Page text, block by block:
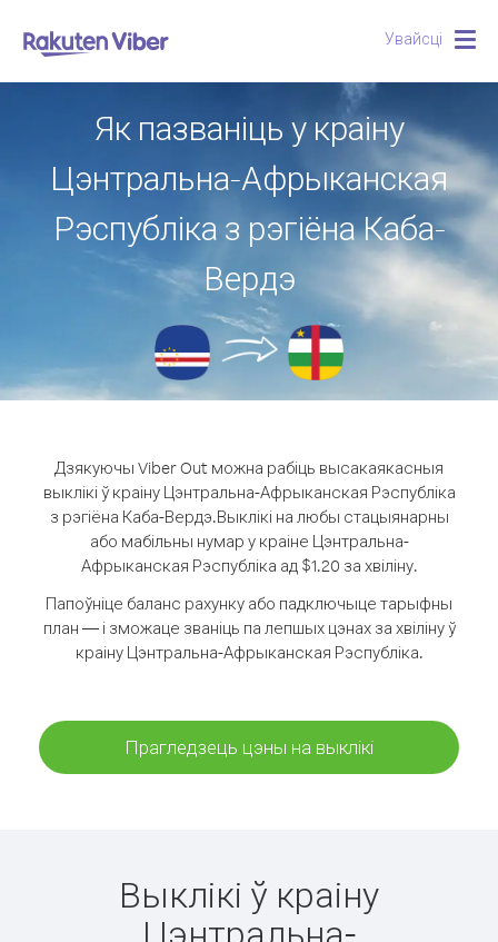
Увайсці
Як пазваніць у краіну
Цэнтральна-Афрыканская
Рэспубліка з рэгіёна Каба-
Вердэ
Дзякуючы Viber Out можна рабіць высакаякасныя
выклікі ў краіну Цэнтральна-Афрыканская Рэспубліка
з рэгіёна Каба-Вердэ.Выклікі на любы стацыянарны
або мабільны нумар у краіне Цэнтральна-
Афрыканская Рэспубліка ад $1.20 за хвіліну.
Папоўніце баланс рахунку або падключыце тарыфны
план — і зможаце званіць па лепшых цэнах за хвіліну ў
краіну Цэнтральна-Афрыканская Рэспубліка.
Прагледзець цэны на выклікі
Выклікі ў краіну
Цэнтральна-